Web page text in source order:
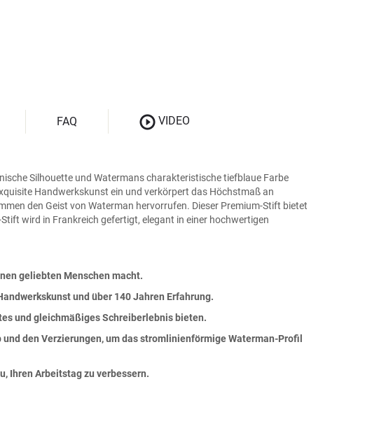
FAQ VIDEO
Silhouette und Watermans charakteristische tiefblaue Farbe
Handwerkskunst ein und verkörpert das Höchstmaß an
den Geist von Waterman hervorrufen. Dieser Premium-Stift bietet
wird in Frankreich gefertigt, elegant in einer hochwertigen
geliebten Menschen macht.
und über 140 Jahren Erfahrung.
und gleichmäßiges Schreiberlebnis bieten.
den Verzierungen, um das stromlinienförmige Waterman-Profil
Ihren Arbeitstag zu verbessern.